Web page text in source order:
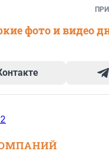
фото и видео